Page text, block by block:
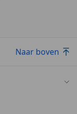
Naar boven